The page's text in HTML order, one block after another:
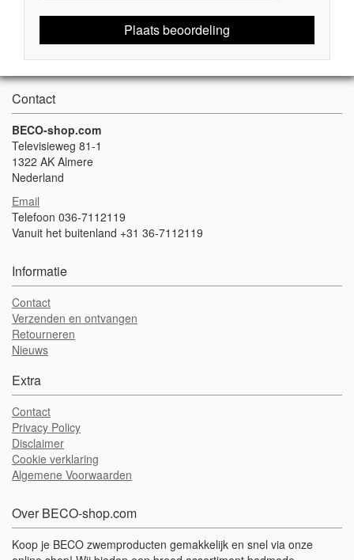
Plaats beoordeling
Contact
BECO-shop.com
Televisieweg 81-1
1322 AK Almere
Nederland
Email
Telefoon 036-7112119
Vanuit het buitenland +31 36-7112119
Informatie
Contact
Verzenden en ontvangen
Retourneren
Nieuws
Extra
Contact
Privacy Policy
Disclaimer
Cookie verklaring
Algemene Voorwaarden
Over BECO-shop.com
Koop je BECO zwemproducten gemakkelijk en snel via onze